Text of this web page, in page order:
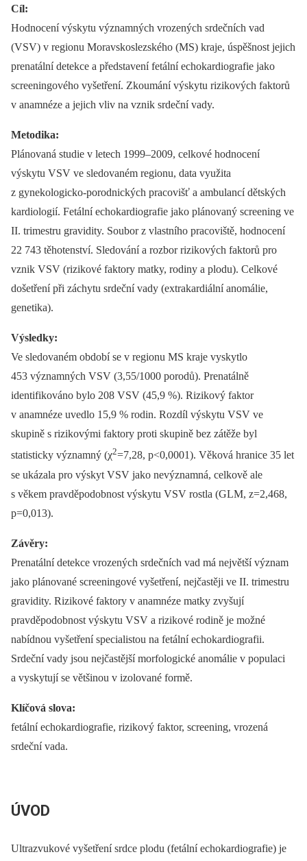
Cíl:
Hodnocení výskytu významných vrozených srdečních vad
(VSV) v regionu Moravskoslezského (MS) kraje, úspěšnost jejich
prenatální detekce a představení fetální echokardiografie jako
screeningového vyšetření. Zkoumání výskytu rizikových faktorů
v anamnéze a jejich vliv na vznik srdeční vady.
Metodika:
Plánovaná studie v letech 1999–2009, celkové hodnocení
výskytu VSV ve sledovaném regionu, data využita
z gynekologicko-porodnických pracovišť a ambulancí dětských
kardiologií. Fetální echokardiografie jako plánovaný screening ve
II. trimestru gravidity. Soubor z vlastního pracoviště, hodnocení
22 743 těhotenství. Sledování a rozbor rizikových faktorů pro
vznik VSV (rizikové faktory matky, rodiny a plodu). Celkové
došetření při záchytu srdeční vady (extrakardiální anomálie,
genetika).
Výsledky:
Ve sledovaném období se v regionu MS kraje vyskytlo
453 významných VSV (3,55/1000 porodů). Prenatálně
identifikováno bylo 208 VSV (45,9 %). Rizikový faktor
v anamnéze uvedlo 15,9 % rodin. Rozdíl výskytu VSV ve
skupině s rizikovými faktory proti skupině bez zátěže byl
statisticky významný (χ2=7,28, p<0,0001). Věková hranice 35 let
se ukázala pro výskyt VSV jako nevýznamná, celkově ale
s věkem pravděpodobnost výskytu VSV rostla (GLM, z=2,468,
p=0,013).
Závěry:
Prenatální detekce vrozených srdečních vad má největší význam
jako plánované screeningové vyšetření, nejčastěji ve II. trimestru
gravidity. Rizikové faktory v anamnéze matky zvyšují
pravděpodobnost výskytu VSV a rizikové rodině je možné
nabídnou vyšetření specialistou na fetální echokardiografii.
Srdeční vady jsou nejčastější morfologické anomálie v populaci
a vyskytují se většinou v izolované formě.
Klíčová slova:
fetální echokardiografie, rizikový faktor, screening, vrozená
srdeční vada.
ÚVOD
Ultrazvukové vyšetření srdce plodu (fetální echokardiografie) je